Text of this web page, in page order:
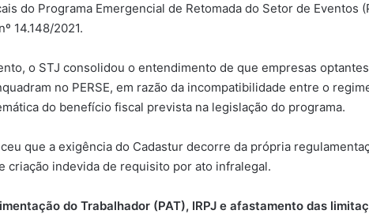
do Programa Emergencial de Retomada do Setor de Eventos
14.148/2021.
o STJ consolidou o entendimento de que empresas
no PERSE, em razão da incompatibilidade entre o
do benefício fiscal prevista na legislação do programa.
que a exigência do Cadastur decorre da própria
criação indevida de requisito por ato infralegal.
do Trabalhador (PAT), IRPJ e afastamento das